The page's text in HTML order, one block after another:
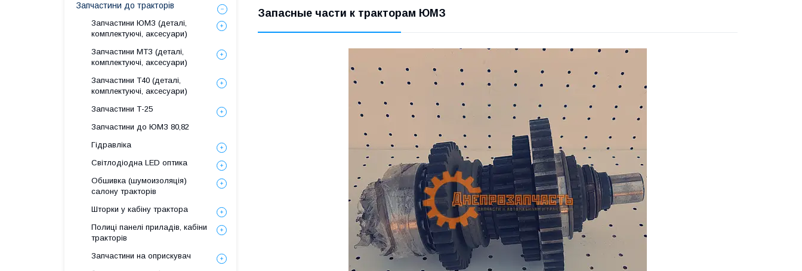
Запасные части к тракторам ЮМЗ
Запчастини до тракторів
Запчастини ЮМЗ (деталі,
комплектуючі, аксесуари)
Запчастини МТЗ (деталі,
комплектуючі, аксесуари)
Запчастини Т40 (деталі,
комплектуючі, аксесуари)
Запчастини Т-25
Запчастини до ЮМЗ 80,82
Гідравліка
Світлодіодна LED оптика
Обшивка (шумоизоляція)
салону тракторів
Шторки у кабіну трактора
Полиці панелі приладів, кабіни
тракторів
Запчастини на оприскувач